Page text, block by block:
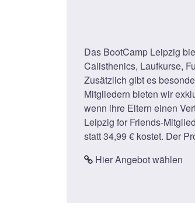
Das BootCamp Leipzig
Calisthenics, Laufkurse,
Zusätzlich gibt es
Mitgliedern bieten wir
wenn ihre Eltern einen
Leipzig for Friends-
statt 34,99 € kostet. Der
Hier Angebot wählen